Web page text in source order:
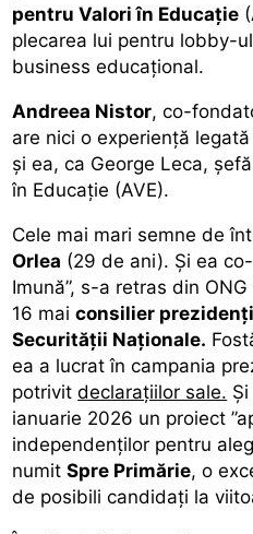
pentru Valori în Educație
plecarea lui pentru lobby-
business educațional.
Andreea Nistor, co-
are nici o experiență
și ea, ca George Leca,
în Educație (AVE).
Cele mai mari semne de
Orlea (29 de ani). Și ea
Imună”, s-a retras din
16 maiconsilier
Securității Naționale.
ea a lucrat în campania
potrivitdeclarațiilor sale.
ianuarie 2026 un proiect
independenților pentru
numitSpre Primărie, o
de posibili candidați la